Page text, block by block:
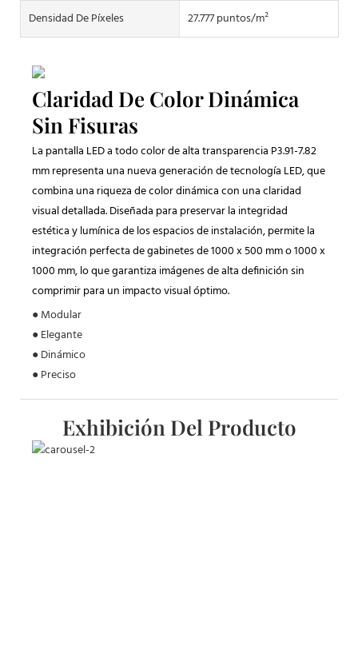
Densidad De Píxeles
27.777 puntos/m²
Claridad De Color Dinámica
Sin Fisuras
La pantalla LED a todo color de alta transparencia P3.91-7.82
mm representa una nueva generación de tecnología LED, que
combina una riqueza de color dinámica con una claridad
visual detallada. Diseñada para preservar la integridad
estética y lumínica de los espacios de instalación, permite la
integración perfecta de gabinetes de 1000 x 500 mm o 1000 x
1000 mm, lo que garantiza imágenes de alta definición sin
comprimir para un impacto visual óptimo.
● Modular
● Elegante
● Dinámico
● Preciso
Exhibición Del Producto